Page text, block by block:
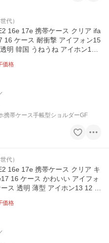
代）
16e 17e 携帯ケース クリア ifa
16 ケース 耐衝撃 アイフォン15
明 韓国 うねうね アイホン13 1
価格
携帯ケース手帳型ショルダーGF
代）
16e 17e 携帯ケース クリア キ
16 ケース かわいい アイフォ
ス 透明 薄型 アイホン13 12 1
価格